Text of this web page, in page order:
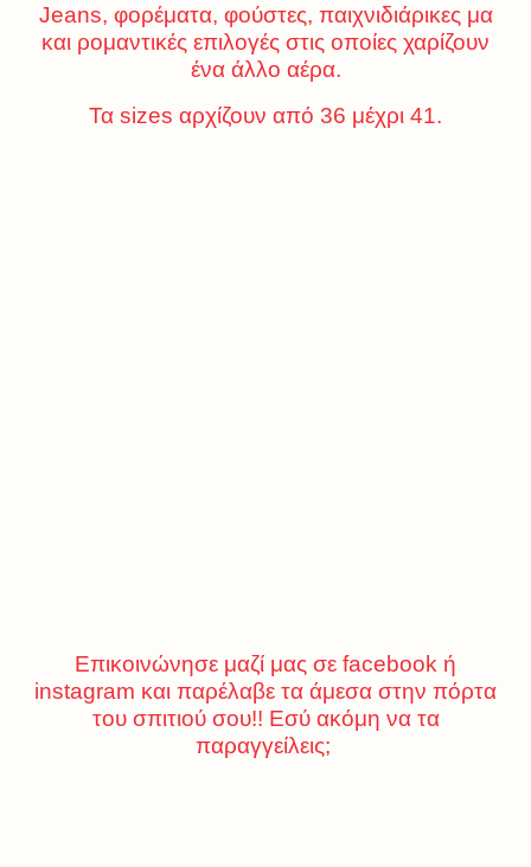
Jeans, φορέματα, φούστες, παιχνιδιάρικες μα
και ρομαντικές επιλογές στις οποίες χαρίζουν
ένα άλλο αέρα.
Τα sizes αρχίζουν από 36 μέχρι 41.
Επικοινώνησε μαζί μας σε facebook ή
instagram και παρέλαβε τα άμεσα στην πόρτα
του σπιτιού σου!! Εσύ ακόμη να τα
παραγγείλεις;